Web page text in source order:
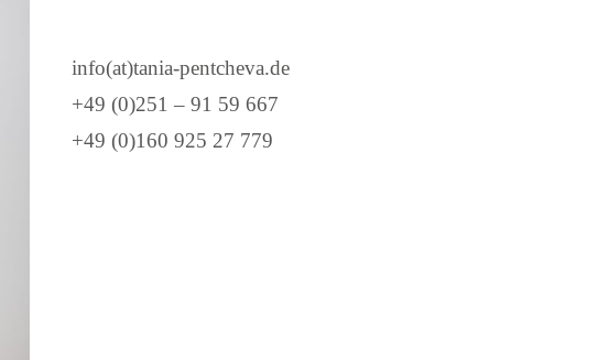
info(at)tania-pentcheva.de
+49 (0)251 – 91 59 667
+49 (0)160 925 27 779